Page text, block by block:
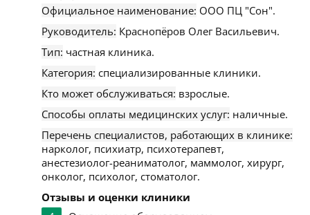
Официальное наименование: ООО ПЦ "Сон".
Руководитель: Краснопёров Олег Васильевич.
Тип: частная клиника.
Категория: специализированные клиники.
Кто может обслуживаться: взрослые.
Способы оплаты медицинских услуг: наличные.
Перечень специалистов, работающих в клинике:
нарколог, психиатр, психотерапевт,
анестезиолог-реаниматолог, маммолог, хирург,
онколог, психолог, стоматолог.
Отзывы и оценки клиники